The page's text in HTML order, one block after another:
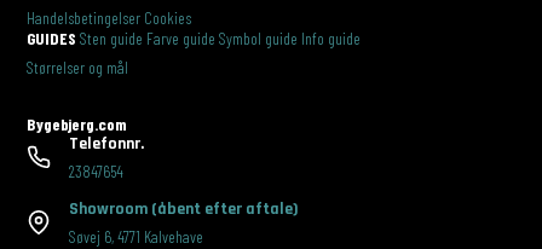
Handelsbetingelser Cookies
GUIDES Sten guide Farve guide Symbol guide Info guide
Størrelser og mål
Bygebjerg.com
Telefonnr.
23847654
Showroom (åbent efter aftale)
Søvej 6,4771 Kalvehave